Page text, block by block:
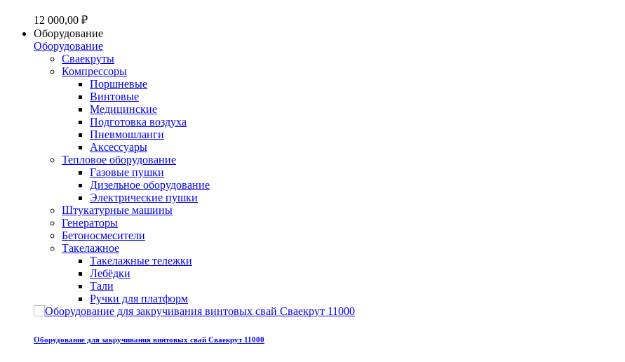
12 000,00 ₽
Оборудование
Оборудование
Сваекруты
Компрессоры
Поршневые
Винтовые
Медицинские
Подготовка воздуха
Пневмошланги
Аксессуары
Тепловое оборудование
Газовые пушки
Дизельное оборудование
Электрические пушки
Штукатурные машины
Генераторы
Бетоносмесители
Такелажное
Такелажные тележки
Лебёдки
Тали
Ручки для платформ
Оборудование для закручивания винтовых свай Сваекрут 11000